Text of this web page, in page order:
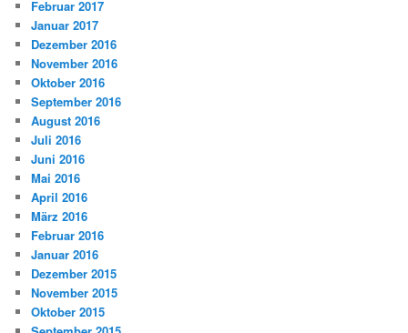
Februar 2017
Januar 2017
Dezember 2016
November 2016
Oktober 2016
September 2016
August 2016
Juli 2016
Juni 2016
Mai 2016
April 2016
März 2016
Februar 2016
Januar 2016
Dezember 2015
November 2015
Oktober 2015